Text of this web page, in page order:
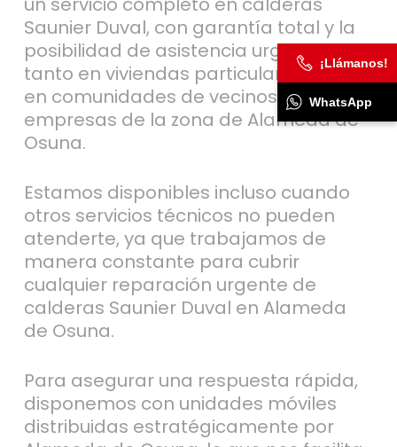
Saunier Duval, con garantía total y la
posibilidad de asistencia urgente
tanto en viviendas particulares como
en comunidades de vecinos o
empresas de la zona de Alameda de
Osuna.
Estamos disponibles incluso cuando
otros servicios técnicos no pueden
atenderte, ya que trabajamos de
manera constante para cubrir
cualquier reparación urgente de
calderas Saunier Duval en Alameda
de Osuna.
Para asegurar una respuesta rápida,
disponemos con unidades móviles
distribuidas estratégicamente por
¡Llámanos!
WhatsApp